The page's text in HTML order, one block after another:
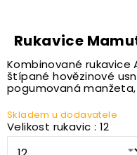
Rukavice
Kombinované rukavice
štípané hovězinové
pogumovaná manžeta,
Skladem u dodavatele
Velikost rukavic : 12